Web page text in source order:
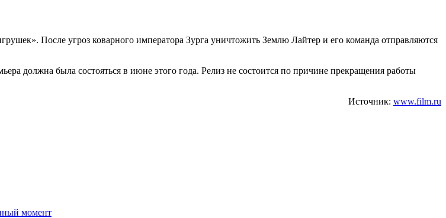
После угроз коварного императора Зурга уничтожить Землю Лайтер и его команда отправляются
должна была состояться в июне этого года. Релиз не состоится по причине прекращения работы
Источник: www.film.ru
момент